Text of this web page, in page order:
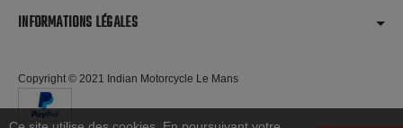
INFORMATIONS LÉGALES
Copyright © 2021 Indian Motorcycle Le Mans